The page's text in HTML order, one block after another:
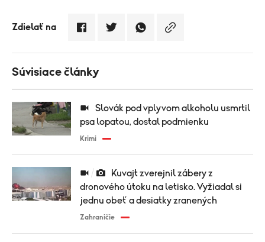
Zdielať na
Súvisiace články
psa lopatou, dostal podmienku
Krimi
dronového útoku na letisko. Vyžiadal si
jednu obeť a desiatky zranených
Zahraničie